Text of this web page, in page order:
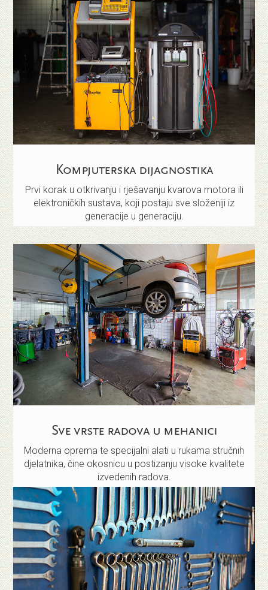
Kompjuterska dijagnostika
Prvi korak u otkrivanju i rješavanju kvarova motora ili
elektroničkih sustava, koji postaju sve složeniji iz
generacije u generaciju.
Sve vrste radova u mehanici
Moderna oprema te specijalni alati u rukama stručnih
djelatnika, čine okosnicu u postizanju visoke kvalitete
izvedenih radova.